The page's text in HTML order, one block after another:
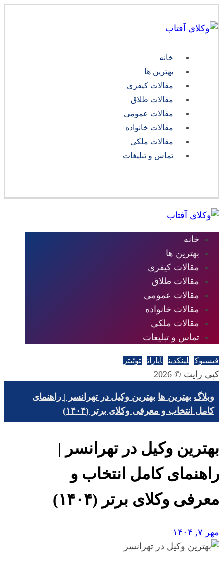
خانه
بهترین ها
مقالات کیفری
مقالات طلاق
مقالات عمومی
مقالات خانواده
مقالات ملکی
تماس و تبلیغات
خانه
بهترین ها
مقالات کیفری
مقالات طلاق
مقالات عمومی
مقالات خانواده
مقالات ملکی
تماس و تبلیغات
فیسبوک لینکدین آپارات توئیتر
کپی رایت © 2026
وبلاگ بهترین ها بهترین وکیل در تهرانسر | راهنمای
کامل انتخاب و معرفی وکلای برتر (۱۴۰۴)
بهترین وکیل در تهرانسر |
راهنمای کامل انتخاب و
معرفی وکلای برتر (۱۴۰۴)
مهر ۷, ۱۴۰۴